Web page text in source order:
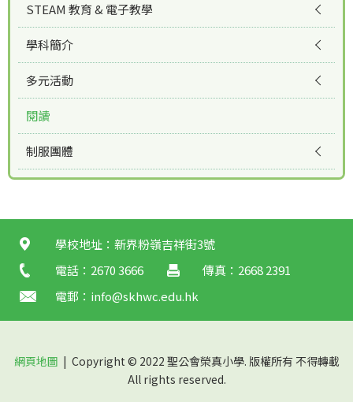
STEAM 教育 & 電子教學
學科簡介
多元活動
閱讀
制服團體
學校地址：新界粉嶺吉祥街3號
電話：2670 3666
傳真：2668 2391
電郵： info@skhwc.edu.hk
網頁地圖 | Copyright © 2022 聖公會榮真小學. 版權所有 不得轉載
All rights reserved.